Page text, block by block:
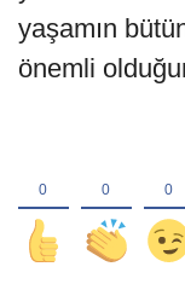
yaşamın
önemli